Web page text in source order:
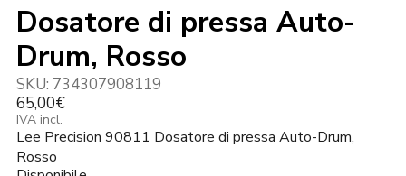
Dosatore di pressa Auto-
Drum, Rosso
SKU: 734307908119
65,00€
IVA incl.
Lee Precision 90811 Dosatore di pressa Auto-Drum,
Rosso